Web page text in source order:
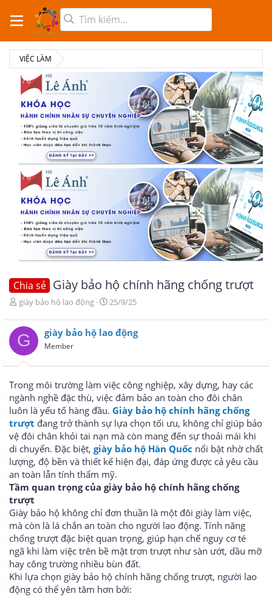
VIỆC LÀM
4 / 6
4 / 6
Chia sẻ Giày bảo hộ chính hãng chống trượt
T
r
e
a
d
s
a
r
t
e
r
giày bảo hộ lao động
N
à
y
i
25/9/25
G giày bảo hộ lao động
Member
Trong môi trường làm việc công nghiệp, xây dựng, hay các
ngành nghề đặc thù, việc đảm bảo an toàn cho đôi chân
luôn là yếu tố hàng đầu. Giày bảo hộ chính hãng chống
trượt đang trở thành sự lựa chọn tối ưu, không chỉ giúp bảo
vệ đôi chân khỏi tai nạn mà còn mang đến sự thoải mái khi
di chuyển. Đặc biệt, giày bảo hộ Hàn Quốc nổi bật nhờ chất
lượng, độ bền và thiết kế hiện đại, đáp ứng được cả yêu cầu
an toàn lẫn tính thẩm mỹ.
Tầm quan trọng của giày bảo hộ chính hãng chống
trượt
Giày bảo hộ không chỉ đơn thuần là một đôi giày làm việc,
mà còn là lá chắn an toàn cho người lao động. Tính năng
chống trượt đặc biệt quan trọng, giúp hạn chế nguy cơ té
ngã khi làm việc trên bề mặt trơn trượt như sàn ướt, dầu mỡ
hay công trường nhiều bùn đất.
Khi lựa chọn giày bảo hộ chính hãng chống trượt, người lao
động có thể yên tâm hơn bởi: